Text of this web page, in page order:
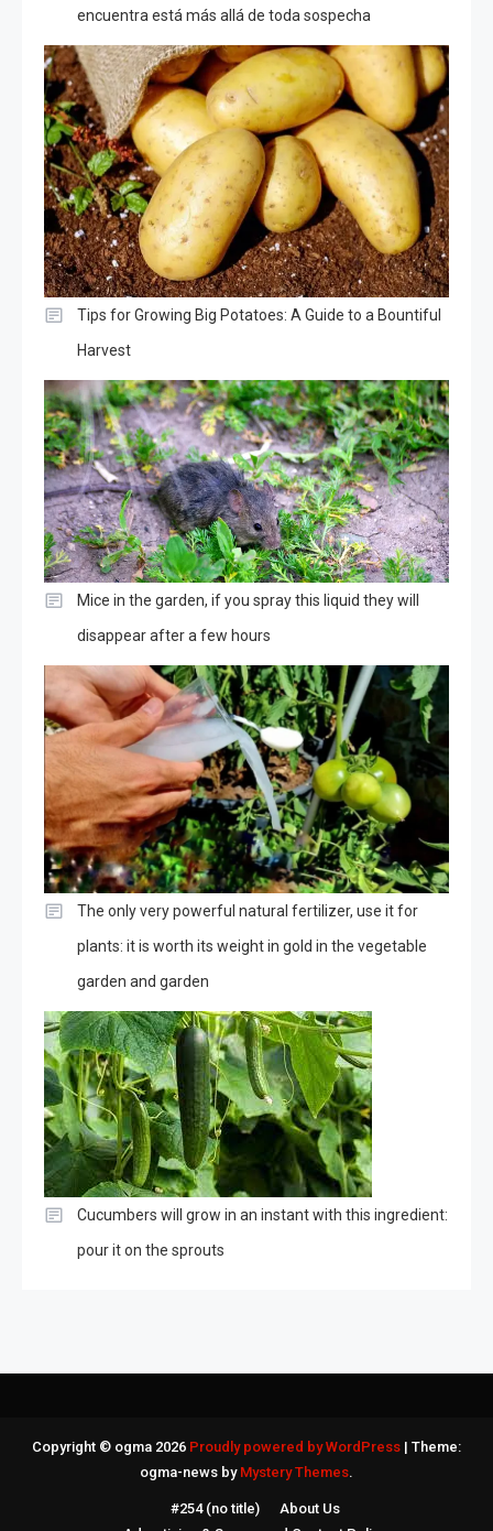
encuentra está más allá de toda sospecha
Tips for Growing Big Potatoes: A Guide to a Bountiful
Harvest
Mice in the garden, if you spray this liquid they will
disappear after a few hours
The only very powerful natural fertilizer, use it for
plants: it is worth its weight in gold in the vegetable
garden and garden
Cucumbers will grow in an instant with this ingredient:
pour it on the sprouts
Copyright © ogma 2026 Proudly powered by WordPress | Theme:
ogma-news by Mystery Themes.
#254 (no title)
About Us